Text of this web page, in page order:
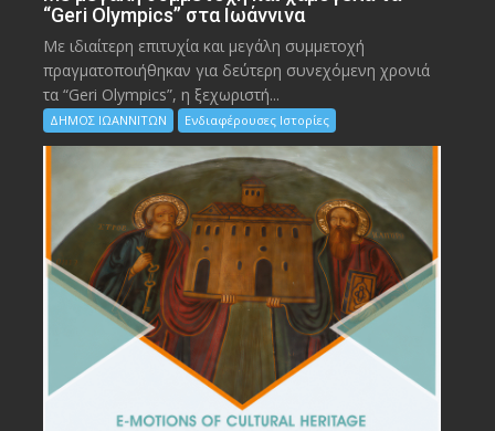
“Geri Olympics” στα Ιωάννινα
Με ιδιαίτερη επιτυχία και μεγάλη συμμετοχή
πραγματοποιήθηκαν για δεύτερη συνεχόμενη χρονιά
τα “Geri Olympics”, η ξεχωριστή...
ΔΗΜΟΣ ΙΩΑΝΝΙΤΩΝ Ενδιαφέρουσες Ιστορίες